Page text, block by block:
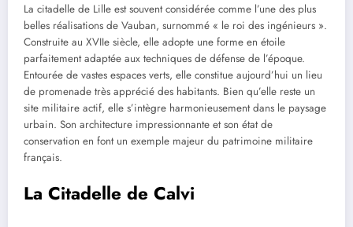
La citadelle de Lille est souvent considérée comme l’une des plus
belles réalisations de Vauban, surnommé « le roi des ingénieurs ».
Construite au XVIIe siècle, elle adopte une forme en étoile
parfaitement adaptée aux techniques de défense de l’époque.
Entourée de vastes espaces verts, elle constitue aujourd’hui un lieu
de promenade très apprécié des habitants. Bien qu’elle reste un
site militaire actif, elle s’intègre harmonieusement dans le paysage
urbain. Son architecture impressionnante et son état de
conservation en font un exemple majeur du patrimoine militaire
français.
La Citadelle de Calvi